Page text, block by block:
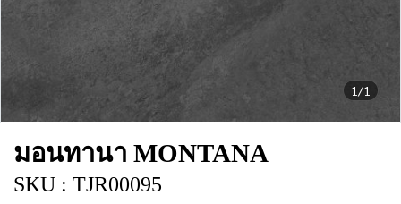
1/1
มอนทานา MONTANA
SKU : TJR00095